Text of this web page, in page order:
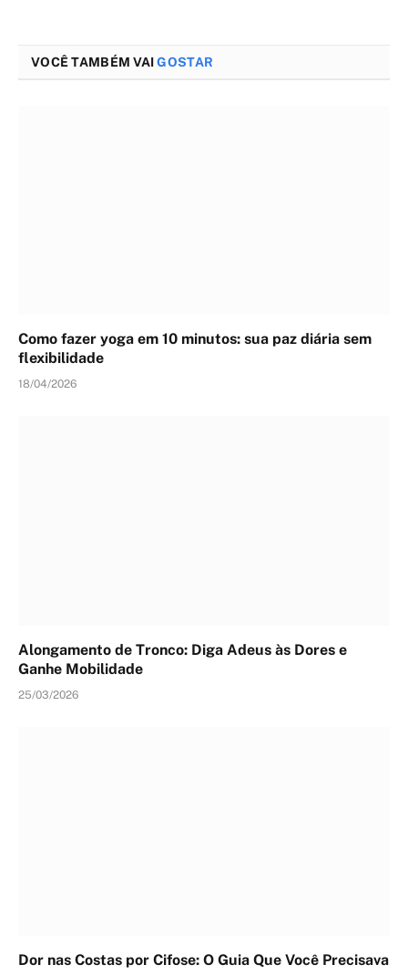
VOCÊ TAMBÉM VAIGOSTAR
Como fazer yoga em 10 minutos: sua paz diária sem
flexibilidade
18/04/2026
Alongamento de Tronco: Diga Adeus às Dores e
Ganhe Mobilidade
25/03/2026
Dor nas Costas por Cifose: O Guia Que Você Precisava